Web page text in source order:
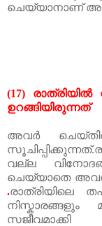
ചെയ്യാനാണ്
(17) രാത്രിയിൽ
ഉറങ്ങിയിരുന്നത്
അവർ
സൂചിപ്പിക്കുന്നത്.
വല്ല
ചെയ്യാതെ അവർ
.രാത്രിയിലെ
നിസ്കാരങ്ങളും
സജീവമാക്കി